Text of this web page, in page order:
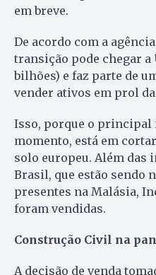
em breve.
De acordo com a
transição pode chegar a
bilhões) e faz parte de
vender ativos em prol
Isso, porque o principal
momento, está em
solo europeu. Além das
Brasil, que estão sendo
presentes na Malásia,
foram vendidas.
Construção Civil na
A decisão de venda